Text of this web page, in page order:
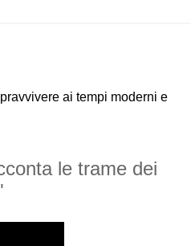
ai tempi moderni e
le trame dei